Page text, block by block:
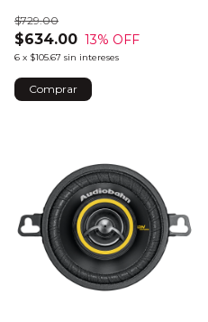
$634.00
$729.00
13% OFF
6 x $105.67 sin intereses